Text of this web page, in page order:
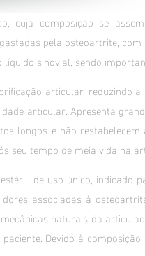
cuja composição se
pela osteoartrite,
sinovial, sendo
articular,
articular. Apresenta
longos e não
seu tempo de meia vida na
de uso único,
associadas à
naturais da
Devido à